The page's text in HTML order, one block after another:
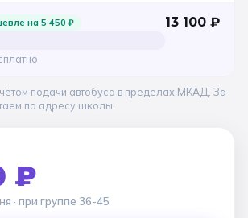
на 5 450 ₽ 13 100 ₽
подачи автобуса в пределах МКАД. За
по адресу школы.
₽
· при группе 36-45